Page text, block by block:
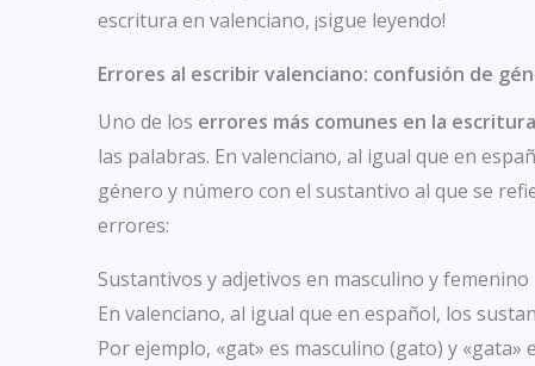
escritura en valenciano, ¡sigue leyendo!
Errores al escribir valenciano: confusión de
Uno de los errores más comunes en la
las palabras. En valenciano, al igual que en
género y número con el sustantivo al que se
errores:
Sustantivos y adjetivos en masculino y femenino
En valenciano, al igual que en español, los
Por ejemplo, «gat» es masculino (gato) y